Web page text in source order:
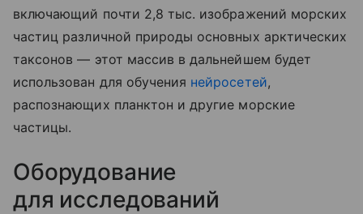
включающий почти 2,8 тыс. изображений морских
частиц различной природы основных арктических
таксонов — этот массив в дальнейшем будет
использован для обучения нейросетей,
распознающих планктон и другие морские
частицы.
Оборудование
для исследований